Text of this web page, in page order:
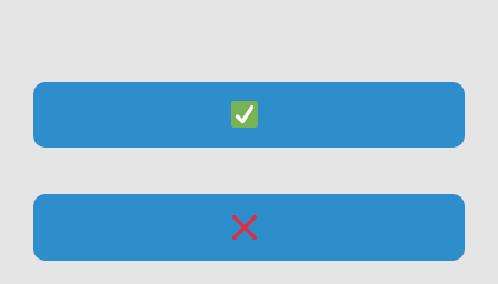
Impfempfehlungen für
Erwachsene